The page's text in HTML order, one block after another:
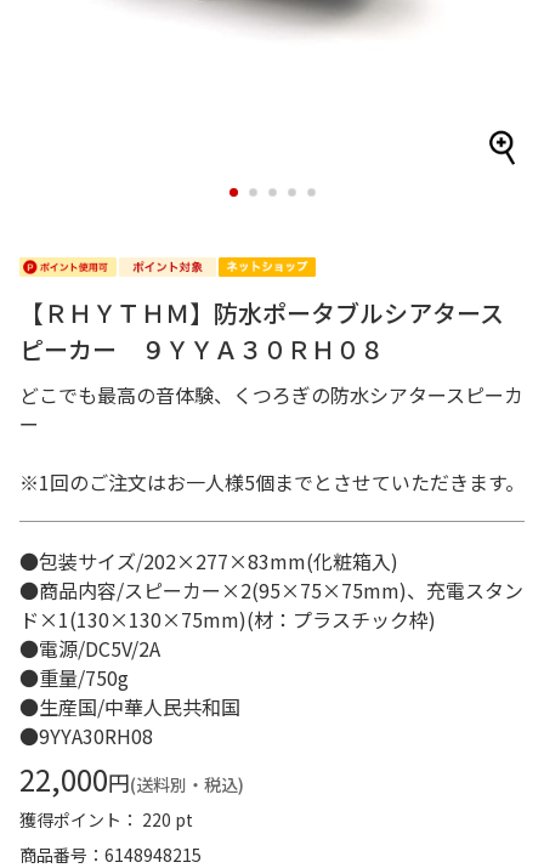
1 2 3 4 5
【ＲＨＹＴＨＭ】防水ポータブルシアタース
ピーカー ９ＹＹＡ３０ＲＨ０８
どこでも最高の音体験、くつろぎの防水シアタースピーカ
ー
※1回のご注文はお一人様5個までとさせていただきます。
●包装サイズ/202×277×83mm(化粧箱入)
●商品内容/スピーカー×2(95×75×75mm)、充電スタン
ド×1(130×130×75mm)(材：プラスチック枠)
●電源/DC5V/2A
●重量/750g
●生産国/中華人民共和国
●9YYA30RH08
22,000円(送料別・税込)
獲得ポイント： 220 pt
商品番号
6148948215